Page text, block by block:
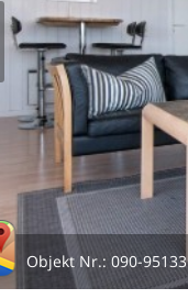
Objekt Nr.: 090-95133